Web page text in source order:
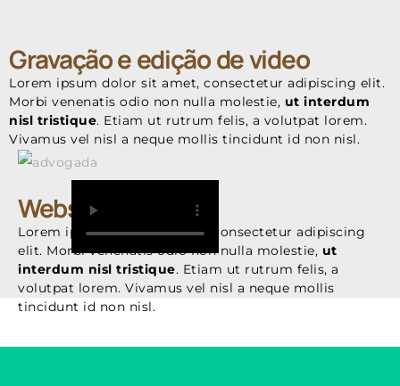
Gravação e edição de video
Lorem ipsum dolor sit amet, consectetur adipiscing elit.
Morbi venenatis odio non nulla molestie, ut interdum
nisl tristique. Etiam ut rutrum felis, a volutpat lorem.
Vivamus vel nisl a neque mollis tincidunt id non nisl.
Website
Lorem ipsum dolor sit amet, consectetur adipiscing
elit. Morbi venenatis odio non nulla molestie, ut
interdum nisl tristique. Etiam ut rutrum felis, a
volutpat lorem. Vivamus vel nisl a neque mollis
tincidunt id non nisl.